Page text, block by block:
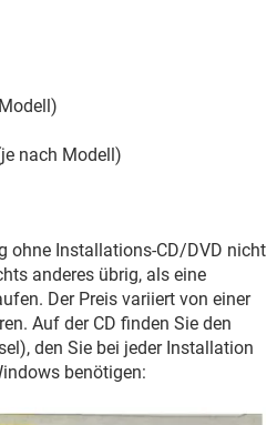
nach Modell)
ohne Installations-CD/DVD nicht
anderes übrig, als eine
Der Preis variiert von einer
Auf der CD finden Sie den
den Sie bei jeder Installation
benötigen: